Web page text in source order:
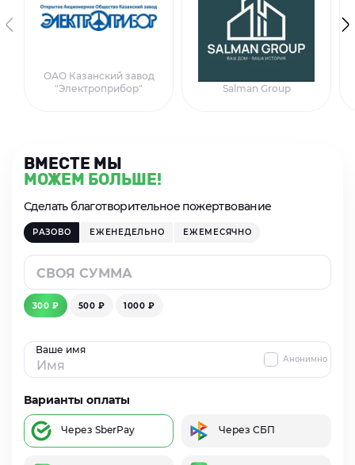
ОАО Казанский завод
"Электроприбор"
Salman Group
ВМЕСТЕ МЫ
МОЖЕМ БОЛЬШЕ!
Сделать благотворительное пожертвование
РАЗОВО ЕЖЕНЕДЕЛЬНО ЕЖЕМЕСЯЧНО
300 ₽ 500 ₽ 1000 ₽
Ваше имя
Анонимно
Варианты оплаты
Через SberPay Через СБП